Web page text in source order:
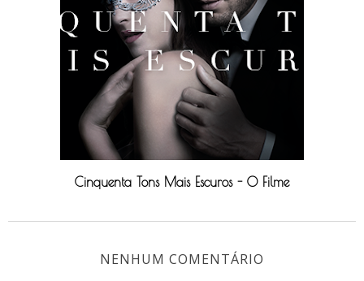
Cinquenta Tons Mais Escuros - O Filme
NENHUM COMENTÁRIO